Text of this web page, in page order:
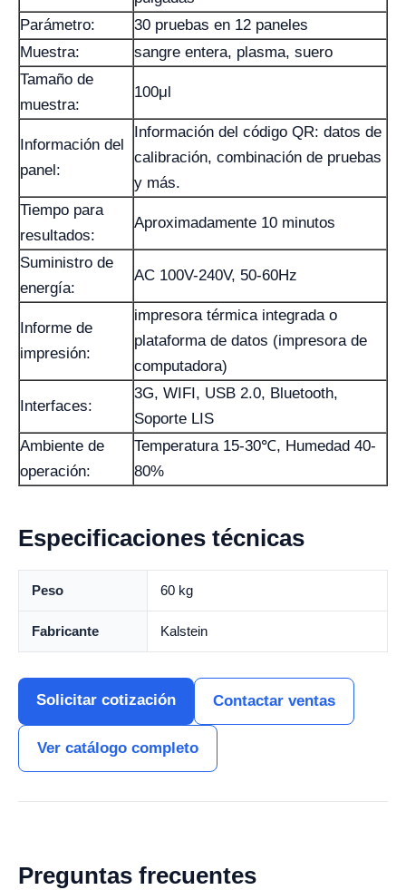
Parámetro:
30 pruebas en 12 paneles
Muestra:
sangre entera, plasma, suero
Tamaño de
muestra:
100μl
Información del
panel:
Información del código QR: datos de
calibración, combinación de pruebas
y más.
Tiempo para
resultados:
Aproximadamente 10 minutos
Suministro de
energía:
AC 100V-240V, 50-60Hz
Informe de
impresión:
impresora térmica integrada o
plataforma de datos (impresora de
computadora)
Interfaces:
3G, WIFI, USB 2.0, Bluetooth,
Soporte LIS
Ambiente de
operación:
Temperatura 15-30℃, Humedad 40-
80%
Especificaciones técnicas
Peso 60 kg
Fabricante Kalstein
Solicitar cotización Contactar ventas
Ver catálogo completo
Preguntas frecuentes